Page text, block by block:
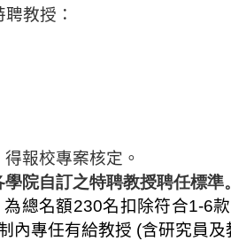
教授：
得報校專案核定。
院自訂之特聘教授聘任標準。
總名額230名扣除符合1-6
內專任有給教授 (含研究員及